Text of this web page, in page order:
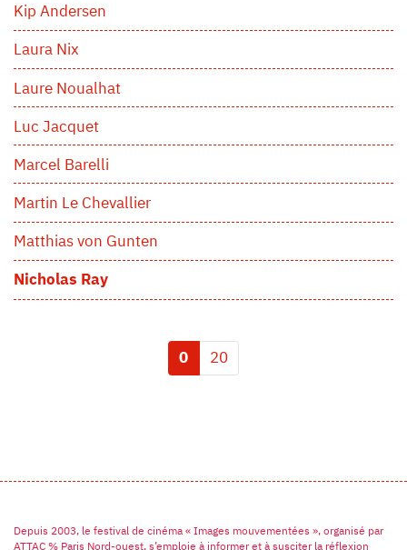
Kip Andersen
Laura Nix
Laure Noualhat
Luc Jacquet
Marcel Barelli
Martin Le Chevallier
Matthias von Gunten
Nicholas Ray
0 20
Depuis 2003, le festival de cinéma « Images mouvementées », organisé par
ATTAC % Paris Nord-ouest, s’emploie à informer et à susciter la réflexion